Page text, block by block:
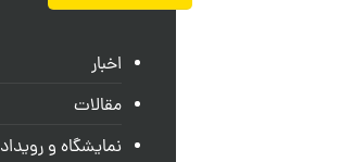
اخبار
مقالات
نمایشگاه و رویداد